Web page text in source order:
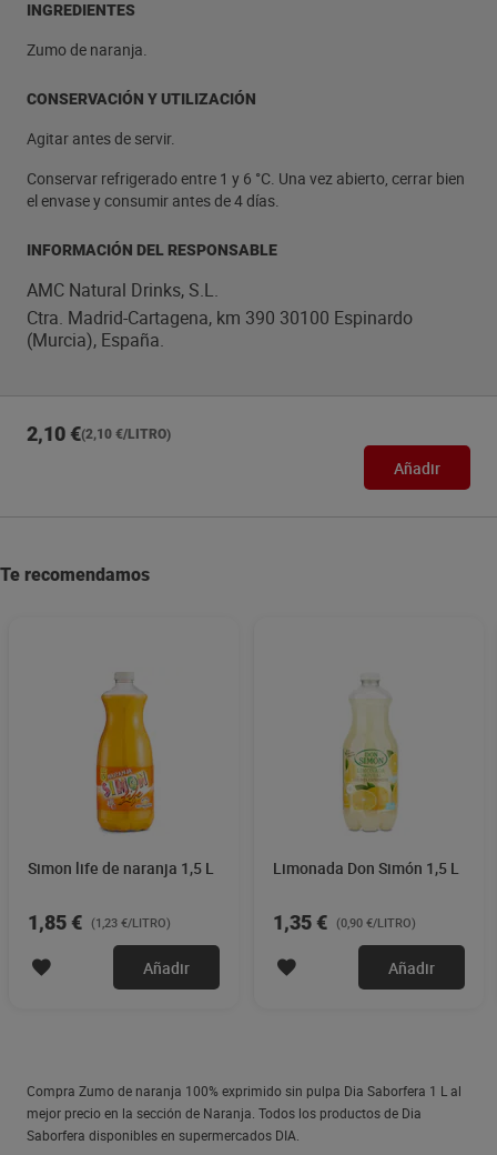
INGREDIENTES
Zumo de naranja.
CONSERVACIÓN Y UTILIZACIÓN
Agitar antes de servir.
Conservar refrigerado entre 1 y 6 °C. Una vez abierto, cerrar bien
el envase y consumir antes de 4 días.
INFORMACIÓN DEL RESPONSABLE
AMC Natural Drinks, S.L.
Ctra. Madrid-Cartagena, km 390 30100 Espinardo
(Murcia), España.
2,10 €(2,10 €/LITRO)
Añadir
Te recomendamos
Simon life de naranja 1,5 L
1,85 € (1,23 €/LITRO)
Añadir
Limonada Don Simón 1,5 L
1,35 € (0,90 €/LITRO)
Añadir
Compra Zumo de naranja 100% exprimido sin pulpa Dia Saborfera 1 L al
mejor precio en la sección de Naranja. Todos los productos de Dia
Saborfera disponibles en supermercados DIA.